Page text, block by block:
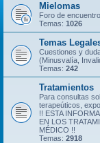
Mielomas
Foro de
Temas: 1026
Temas
Cuestiones y
(Minusvalía,
Temas: 242
Tratamientos
Para consultas
terapeúticos,
!! ESTA
EN LOS
MÉDICO !!
Temas: 2918